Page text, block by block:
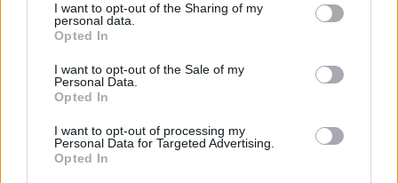
I want to opt-out of the Sharing of my
personal data.
Opted In
I want to opt-out of the Sale of my
Personal Data.
Opted In
I want to opt-out of processing my
Personal Data for Targeted Advertising.
Opted In
Πριν 5 ημέρες
ομάδα του «Πολίτη»